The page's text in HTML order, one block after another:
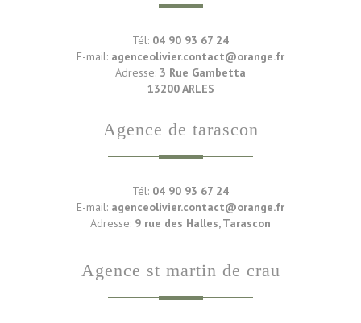
Tél: 04 90 93 67 24
E-mail: agenceolivier.contact@orange.fr
Adresse: 3 Rue Gambetta
13200 ARLES
agence de tarascon
Tél: 04 90 93 67 24
E-mail: agenceolivier.contact@orange.fr
Adresse: 9 rue des Halles, Tarascon
agence st martin de crau